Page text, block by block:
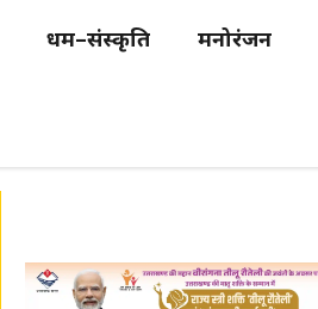
धर्म–संस्कृति मनोरंजन